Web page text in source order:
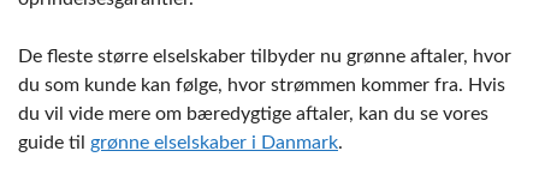
De fleste større elselskaber tilbyder nu grønne aftaler, hvor
du som kunde kan følge, hvor strømmen kommer fra. Hvis
du vil vide mere om bæredygtige aftaler, kan du se vores
guide til grønne elselskaber i Danmark.